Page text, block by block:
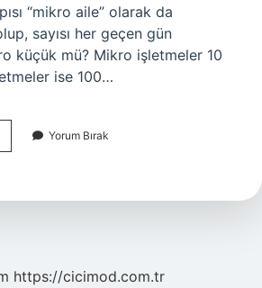
“mikro aile” olarak da
sayısı her geçen gün
küçük mü? Mikro işletmeler 10
ise 100…
Yorum Bırak
https://cicimod.com.tr